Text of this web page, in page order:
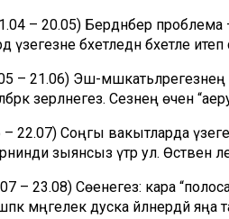
– 20.05) Бердәнбер
үзегезне бәхетледән бәхетле итеп
– 21.06) Эш-
әзерләнегез. Сезнең өчен
22.07) Соңгы вакытларда
зыянсыз үтәр ул. Өстәвенә
– 23.08) Сөенегез: кара
мәңгелек дуска әйләнердәй